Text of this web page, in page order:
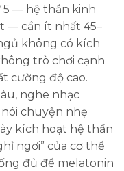
— hệ thần kinh
— cần ít nhất 45–
không có kích
trò chơi cạnh
cường độ cao.
nghe nhạc
chuyện nhẹ
kích hoạt hệ thần
ngơi” của cơ thể
đủ để melatonin